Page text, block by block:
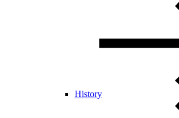
History